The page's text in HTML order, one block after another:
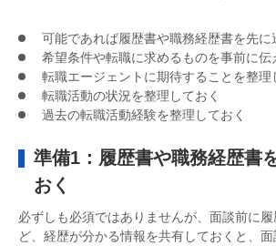
可能であれば履歴書や職務経歴書を先に
希望条件や転職に求めるものを事前に伝
転職エージェントに期待することを整理
転職活動の状況を整理しておく
過去の転職活動経験を整理しておく
準備1：履歴書や職務経歴書
おく
必ずしも必須ではありませんが、面談前に
ど、経歴が分かる情報を共有しておくと、